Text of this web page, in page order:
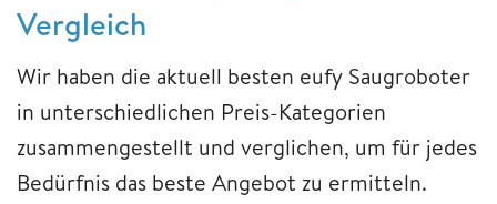
Vergleich
Wir haben die aktuell besten eufy Saugroboter
in unterschiedlichen Preis-Kategorien
zusammengestellt und verglichen, um für jedes
Bedürfnis das beste Angebot zu ermitteln.